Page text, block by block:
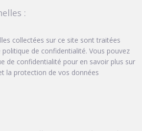
:
collectées sur ce site sont traitées
de confidentialité. Vous pouvez
de confidentialité pour en savoir plus sur
la protection de vos données